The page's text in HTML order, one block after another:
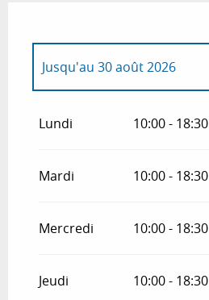
Jusqu'au 30 août 2026
Lundi 10:00 - 18:30
Mardi 10:00 - 18:30
Mercredi 10:00 - 18:30
Jeudi 10:00 - 18:30